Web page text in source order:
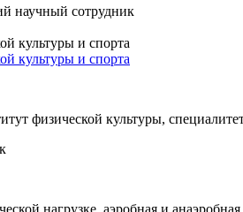
научный сотрудник
культуры и спорта
культуры и спорта
физической культуры,